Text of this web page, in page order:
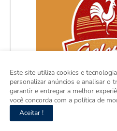
Este site utiliza cookies e
personalizar anúncios e analisar o
garantir e entregar a melhor
você concorda com a política de
Aceitar !